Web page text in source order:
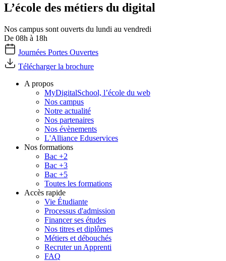
L’école des métiers du digital
Nos campus sont ouverts du lundi au vendredi
De 08h à 18h
Journées Portes Ouvertes
Télécharger la brochure
A propos
MyDigitalSchool, l’école du web
Nos campus
Notre actualité
Nos partenaires
Nos évènements
L'Alliance Eduservices
Nos formations
Bac +2
Bac +3
Bac +5
Toutes les formations
Accès rapide
Vie Étudiante
Processus d'admission
Financer ses études
Nos titres et diplômes
Métiers et débouchés
Recruter un Apprenti
FAQ